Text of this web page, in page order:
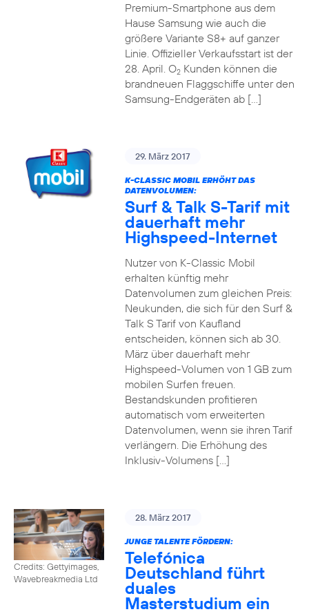
Premium-Smartphone aus dem
Hause Samsung wie auch die
größere Variante S8+ auf ganzer
Linie. Offizieller Verkaufsstart ist der
28. April. O2Kunden können die
brandneuen Flaggschiffe unter den
Samsung-Endgeräten ab […]
29. März 2017
K-CLASSIC MOBIL ERHÖHT DAS
DATENVOLUMEN:
Surf & Talk S-Tarif mit
dauerhaft mehr
Highspeed-Internet
Nutzer von K-Classic Mobil
erhalten künftig mehr
Datenvolumen zum gleichen Preis:
Neukunden, die sich für den Surf &
Talk S Tarif von Kaufland
entscheiden, können sich ab 30.
März über dauerhaft mehr
Highspeed-Volumen von 1 GB zum
mobilen Surfen freuen.
Bestandskunden profitieren
automatisch vom erweiterten
Datenvolumen, wenn sie ihren Tarif
verlängern. Die Erhöhung des
Inklusiv-Volumens […]
Credits: Gettyimages,
Wavebreakmedia Ltd
28. März 2017
JUNGE TALENTE FÖRDERN:
Telefónica
Deutschland führt
duales
Masterstudium ein